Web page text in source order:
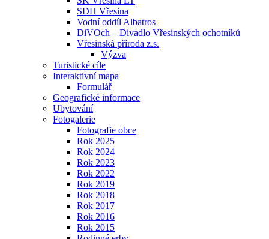
SDH Vřesina
Vodní oddíl Albatros
DiVOch – Divadlo Vřesinských ochotníků
Vřesinská příroda z.s.
Výzva
Turistické cíle
Interaktivní mapa
Formulář
Geografické informace
Ubytování
Fotogalerie
Fotografie obce
Rok 2025
Rok 2024
Rok 2023
Rok 2022
Rok 2019
Rok 2018
Rok 2017
Rok 2016
Rok 2015